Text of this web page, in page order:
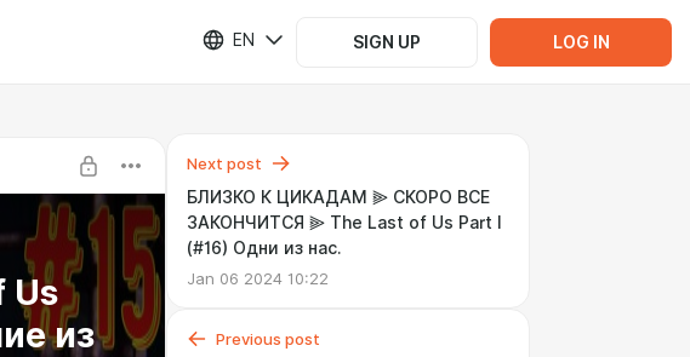
EN SIGN UP LOG IN
из
Next post
БЛИЗКО К ЦИКАДАМ ⫸ СКОРО ВСЕ
ЗАКОНЧИТСЯ ⫸ The Last of Us Part I
(#16) Одни из нас.
Jan 06 2024 10:22
Previous post